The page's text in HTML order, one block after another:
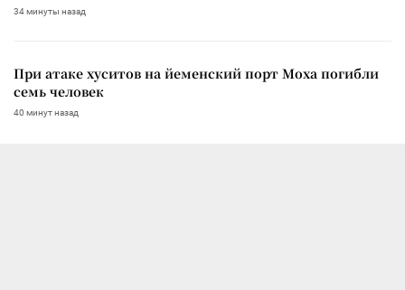
34 минуты назад
При атаке хуситов на йеменский порт Моха погибли
семь человек
40 минут назад